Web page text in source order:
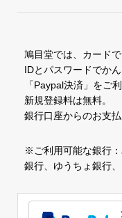
鳩目堂では、カード
IDとパスワードでか
「Paypal決済」をご
新規登録料は無料。
銀行口座からのお支
※ご利用可能な銀行
銀行、ゆうちょ銀行